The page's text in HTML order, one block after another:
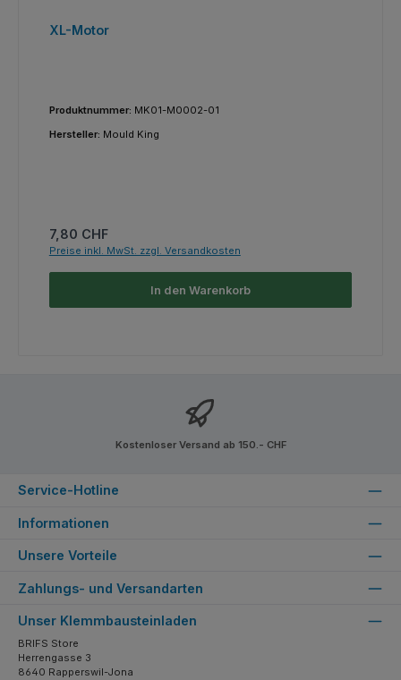
XL-Motor
Produktnummer: MK01-M0002-01
Hersteller: Mould King
Regulärer Preis:
7,80 CHF
Preise inkl. MwSt. zzgl. Versandkosten
In den Warenkorb
Kostenloser Versand ab 150.- CHF
Service-Hotline
Informationen
Unsere Vorteile
Zahlungs- und Versandarten
Unser Klemmbausteinladen
BRIFS Store
Herrengasse 3
8640 Rapperswil-Jona